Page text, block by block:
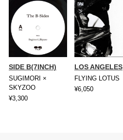
SIDE B(7INCH)
SUGIMORI ×
SKYZOO
¥3,300
LOS ANGELES
FLYING LOTUS
¥6,050